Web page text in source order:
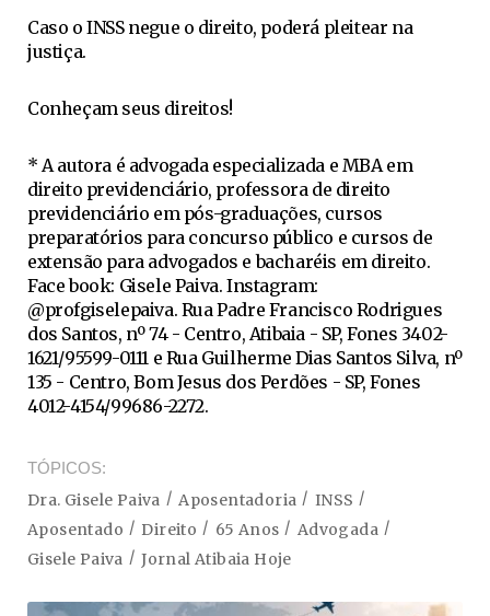
Caso o INSS negue o direito, poderá pleitear na
justiça.
Conheçam seus direitos!
* A autora é advogada especializada e MBA em
direito previdenciário, professora de direito
previdenciário em pós-graduações, cursos
preparatórios para concurso público e cursos de
extensão para advogados e bacharéis em direito.
Face book: Gisele Paiva. Instagram:
@profgiselepaiva. Rua Padre Francisco Rodrigues
dos Santos, nº 74 - Centro, Atibaia - SP, Fones 3402-
1621/95599-0111 e Rua Guilherme Dias Santos Silva, nº
135 - Centro, Bom Jesus dos Perdões - SP, Fones
4012-4154/99686-2272.
TÓPICOS
Dra. Gisele Paiva Aposentadoria
INSS
Aposentado
Direito 65 Anos
Advogada
Gisele Paiva
Jornal Atibaia Hoje